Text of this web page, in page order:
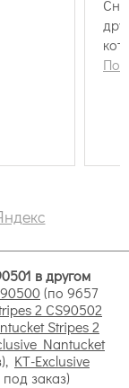
и фотообоев),
не страшна
детских,
полотно или
помещений);
в
в другом
(по 9657
2 CS90502
Stripes 2
Nantucket
KT-Exclusive
заказ)